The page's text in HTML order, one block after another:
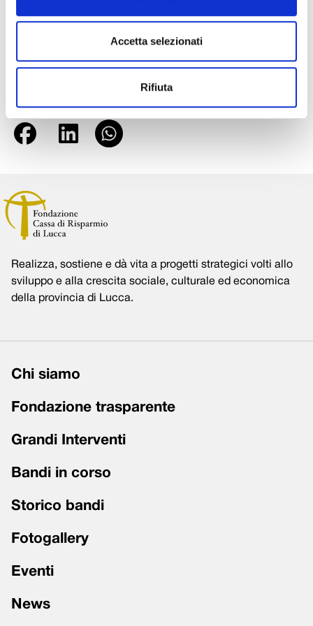
Accetta selezionati
Rifiuta
anche qualcosa di fresco, gentilmente offerto dalla
www.facebook.com/napoleonidi
Condividi su:
Realizza, sostiene e dà vita a progetti strategici volti allo
sviluppo e alla crescita sociale, culturale ed economica
della provincia di Lucca.
Chi siamo
Fondazione trasparente
Grandi Interventi
Bandi in corso
Storico bandi
Fotogallery
Eventi
News